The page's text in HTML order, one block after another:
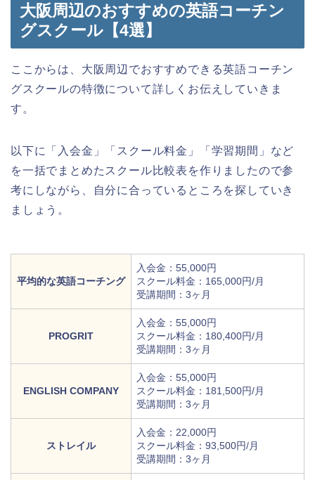
大阪周辺のおすすめの英語コーチン
グスクール【4選】
ここからは、大阪周辺でおすすめできる英語コーチン
グスクールの特徴について詳しくお伝えしていきま
す。
以下に「入会金」「スクール料金」「学習期間」など
を一括でまとめたスクール比較表を作りましたので参
考にしながら、自分に合っているところを探していき
ましょう。
平均的な英語コーチング
入会金：55,000円
スクール料金：165,000円/月
受講期間：3ヶ月
PROGRIT
入会金：55,000円
スクール料金：180,400円/月
受講期間：3ヶ月
ENGLISH COMPANY
入会金：55,000円
スクール料金：181,500円/月
受講期間：3ヶ月
ストレイル
入会金：22,000円
スクール料金：93,500円/月
受講期間：3ヶ月